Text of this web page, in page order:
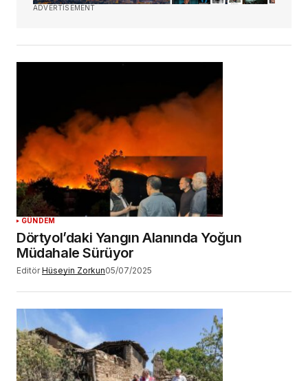
ADVERTISEMENT
GÜNDEM
Dörtyol’daki Yangın Alanında Yoğun
Müdahale Sürüyor
Editör Hüseyin Zorkun05/07/2025